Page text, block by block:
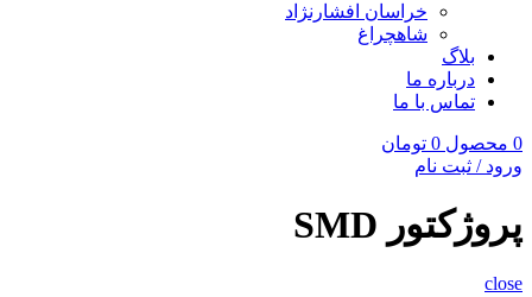
خراسان افشارنژاد
شاهچراغ
بلاگ
درباره ما
تماس با ما
0 محصول 0 تومان
ورود / ثبت نام
پروژکتور SMD
close